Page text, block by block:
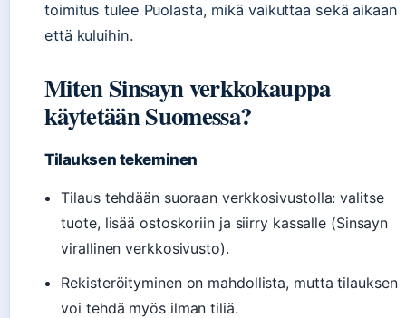
toimitus tulee Puolasta, mikä vaikuttaa sekä aikaan
että kuluihin.
Miten Sinsayn verkkokauppa
käytetään Suomessa?
Tilauksen tekeminen
Tilaus tehdään suoraan verkkosivustolla: valitse
tuote, lisää ostoskoriin ja siirry kassalle (Sinsayn
virallinen verkkosivusto).
Rekisteröityminen on mahdollista, mutta tilauksen
voi tehdä myös ilman tiliä.